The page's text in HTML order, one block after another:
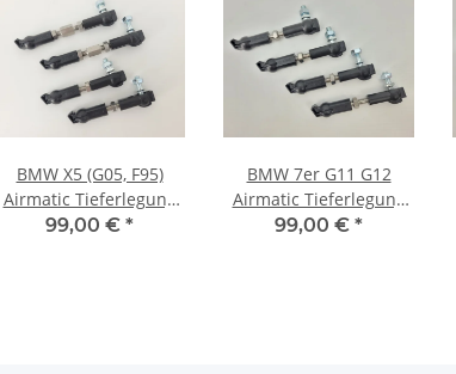
BMW X5 (G05, F95)
Airmatic Tieferlegung
Luftfahrwerk Edelstahl
99,00 € *
BMW 7er G11 G12
Airmatic Tieferlegung
Luftfahrwerk Edelstahl
99,00 € *